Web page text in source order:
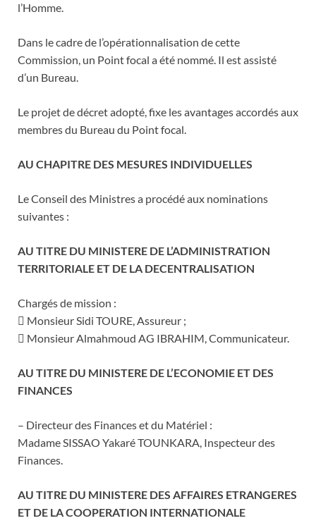
l’Homme.
Dans le cadre de l’opérationnalisation de cette
Commission, un Point focal a été nommé. Il est assisté
d’un Bureau.
Le projet de décret adopté, fixe les avantages accordés aux
membres du Bureau du Point focal.
AU CHAPITRE DES MESURES INDIVIDUELLES
Le Conseil des Ministres a procédé aux nominations
suivantes :
AU TITRE DU MINISTERE DE L’ADMINISTRATION
TERRITORIALE ET DE LA DECENTRALISATION
Chargés de mission :
 Monsieur Sidi TOURE, Assureur ;
 Monsieur Almahmoud AG IBRAHIM, Communicateur.
AU TITRE DU MINISTERE DE L’ECONOMIE ET DES
FINANCES
– Directeur des Finances et du Matériel :
Madame SISSAO Yakaré TOUNKARA, Inspecteur des
Finances.
AU TITRE DU MINISTERE DES AFFAIRES ETRANGERES
ET DE LA COOPERATION INTERNATIONALE